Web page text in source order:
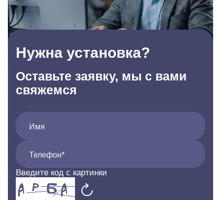
Нужна установка?
Оставьте заявку, мы с вами
свяжемся
Имя
Телефон*
Введите код с картинки